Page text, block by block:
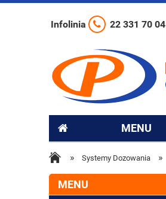
Infolinia 22 331 70 04
MENU
» Systemy Dozowania »
MENU